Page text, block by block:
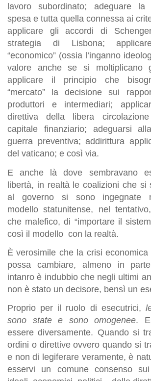
lavoro subordinato; adeguare la
spesa e tutta quella connessa ai
applicare gli accordi di
strategia di Lisbona;
“economico” (ossia l’inganno
valore anche se si moltiplicano
applicare il principio che
“mercato” la decisione sui
produttori e intermediari;
direttiva della libera
capitale finanziario; adeguarsi
guerra preventiva; addirittura
del vaticano; e così via.
E anche là dove sembravano
libertà, in realtà le coalizioni che si
al governo si sono ingegnate
modello statunitense, nel
che malefico, di “importare il
così il modello con la realtà.
È verosimile che la crisi economica
possa cambiare, almeno in
intanro è indubbio che negli ultimi
non è stato un decisore, bensì un
Proprio per il ruolo di esecutrici,
sono state e sono omogenee. E
essere diversamente. Quando si
ordini o direttive ovvero quando si
e non di legiferare veramente, è
esservi un comune consenso